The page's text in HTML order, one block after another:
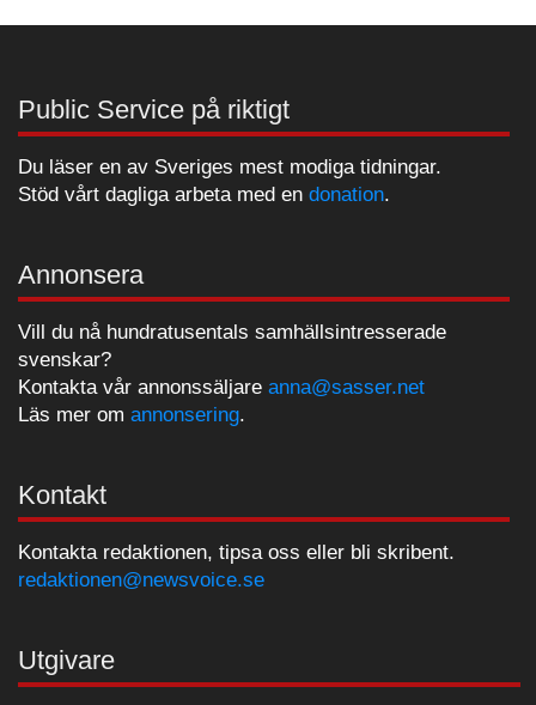
Public Service på riktigt
Du läser en av Sveriges mest modiga tidningar.
Stöd vårt dagliga arbeta med en donation.
Annonsera
Vill du nå hundratusentals samhällsintresserade
svenskar?
Kontakta vår annonssäljare anna@sasser.net
Läs mer om annonsering.
Kontakt
Kontakta redaktionen, tipsa oss eller bli skribent.
redaktionen@newsvoice.se
Utgivare